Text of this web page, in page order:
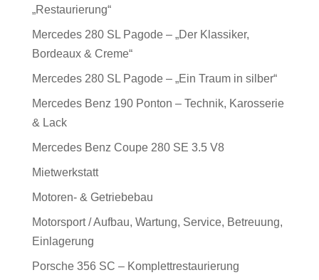
„Restaurierung“
Mercedes 280 SL Pagode – „Der Klassiker,
Bordeaux & Creme“
Mercedes 280 SL Pagode – „Ein Traum in silber“
Mercedes Benz 190 Ponton – Technik, Karosserie
& Lack
Mercedes Benz Coupe 280 SE 3.5 V8
Mietwerkstatt
Motoren- & Getriebebau
Motorsport / Aufbau, Wartung, Service, Betreuung,
Einlagerung
Porsche 356 SC – Komplettrestaurierung